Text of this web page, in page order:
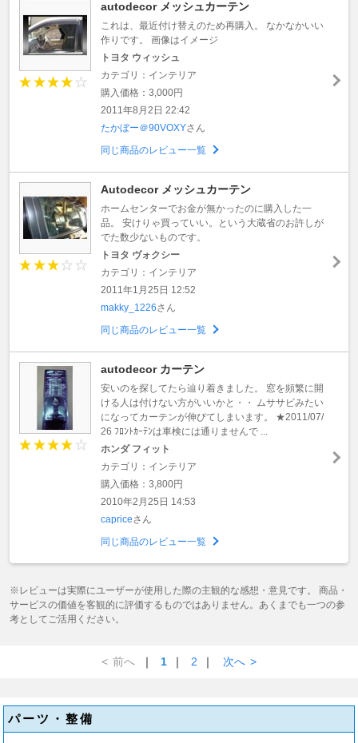
autodecor メッシュカーテン
これは、最近付け替えのため再購入。 なかなかいい
作りです。 画像はイメージ
トヨタ ウィッシュ
カテゴリ：インテリア
購入価格：3,000円
2011年8月2日 22:42
たかぼー＠90VOXYさん
同じ商品のレビュー一覧
Autodecor メッシュカーテン
ホームセンターでお金が無かったのに購入した一
品。 安けりゃ買っていい。という大蔵省のお許しが
でた数少ないものです。
トヨタ ヴォクシー
カテゴリ：インテリア
2011年1月25日 12:52
makky_1226さん
同じ商品のレビュー一覧
autodecor カーテン
安いのを探してたら辿り着きました。 窓を頻繁に開
ける人は付けない方がいいかと・・ ムササビみたい
になってカーテンが伸びてしまいます。 ★2011/07/
26 ﾌﾛﾝﾄｶｰﾃﾝは車検には通りませんで ...
ホンダ フィット
カテゴリ：インテリア
購入価格：3,800円
2010年2月25日 14:53
capriceさん
同じ商品のレビュー一覧
※レビューは実際にユーザーが使用した際の主観的な感想・意見です。 商品・
サービスの価値を客観的に評価するものではありません。あくまでも一つの参
考としてご活用ください。
< 前へ ｜ 1 ｜ 2 ｜ 次へ >
パーツ・整備